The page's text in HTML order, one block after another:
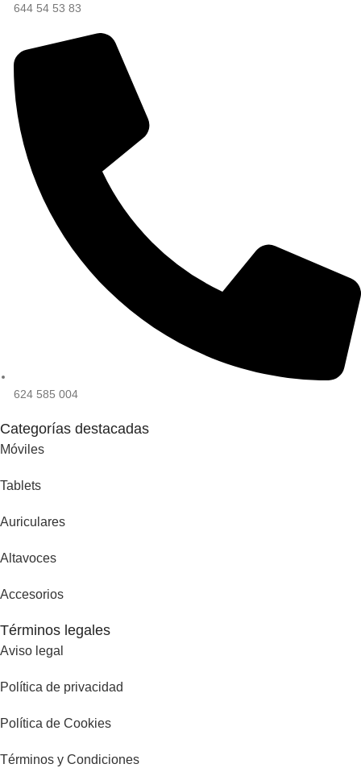
644 54 53 83
624 585 004
Categorías destacadas
Móviles
Tablets
Auriculares
Altavoces
Accesorios
Términos legales
Aviso legal
Política de privacidad
Política de Cookies
Términos y Condiciones